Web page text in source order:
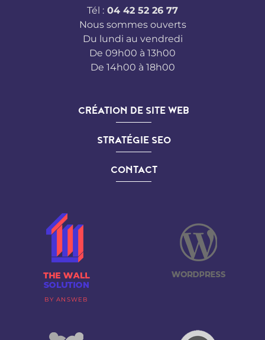
Tél : 04 42 52 26 77
Nous sommes ouverts
Du lundi au vendredi
De 09h00 à 13h00
De 14h00 à 18h00
CRÉATION DE SITE WEB
STRATÉGIE SEO
CONTACT
BY ANSWEB